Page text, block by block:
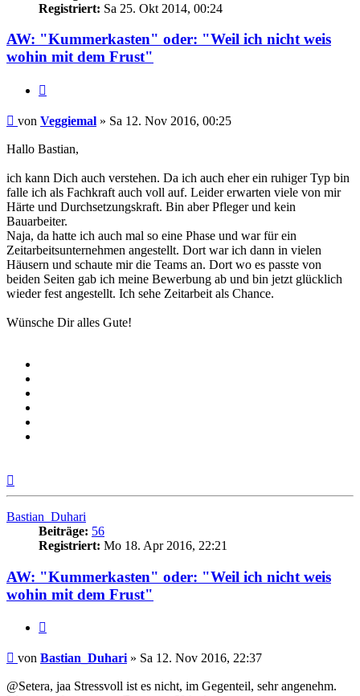
Registriert: Sa 25. Okt 2014, 00:24
AW: "Kummerkasten" oder: "Weil ich nicht weis
wohin mit dem Frust"
Beitrag
von Veggiemal » Sa 12. Nov 2016, 00:25
Hallo Bastian,
ich kann Dich auch verstehen. Da ich auch eher ein ruhiger Typ bin
falle ich als Fachkraft auch voll auf. Leider erwarten viele von mir
Härte und Durchsetzungskraft. Bin aber Pfleger und kein
Bauarbeiter.
Naja, da hatte ich auch mal so eine Phase und war für ein
Zeitarbeitsunternehmen angestellt. Dort war ich dann in vielen
Häusern und schaute mir die Teams an. Dort wo es passte von
beiden Seiten gab ich meine Bewerbung ab und bin jetzt glücklich
wieder fest angestellt. Ich sehe Zeitarbeit als Chance.
Wünsche Dir alles Gute!
Bastian_Duhari
Beiträge: 56
Registriert: Mo 18. Apr 2016, 22:21
AW: "Kummerkasten" oder: "Weil ich nicht weis
wohin mit dem Frust"
Beitrag
von Bastian_Duhari » Sa 12. Nov 2016, 22:37
@Setera, jaa Stressvoll ist es nicht, im Gegenteil, sehr angenehm.